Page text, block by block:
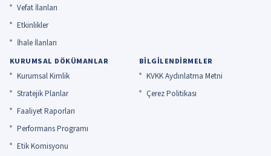
Vefat İlanları
Etkinlikler
İhale İlanları
KURUMSAL DÖKÜMANLAR
Kurumsal Kimlik
Stratejik Planlar
Faaliyet Raporları
Performans Programı
Etik Komisyonu
BILGILENDIRMELER
KVKK Aydınlatma Metni
Çerez Politikası